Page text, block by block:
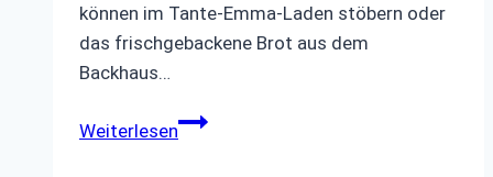
können im Tante-Emma-Laden stöbern oder
das frischgebackene Brot aus dem
Backhaus…
WeiterlesenAusflug